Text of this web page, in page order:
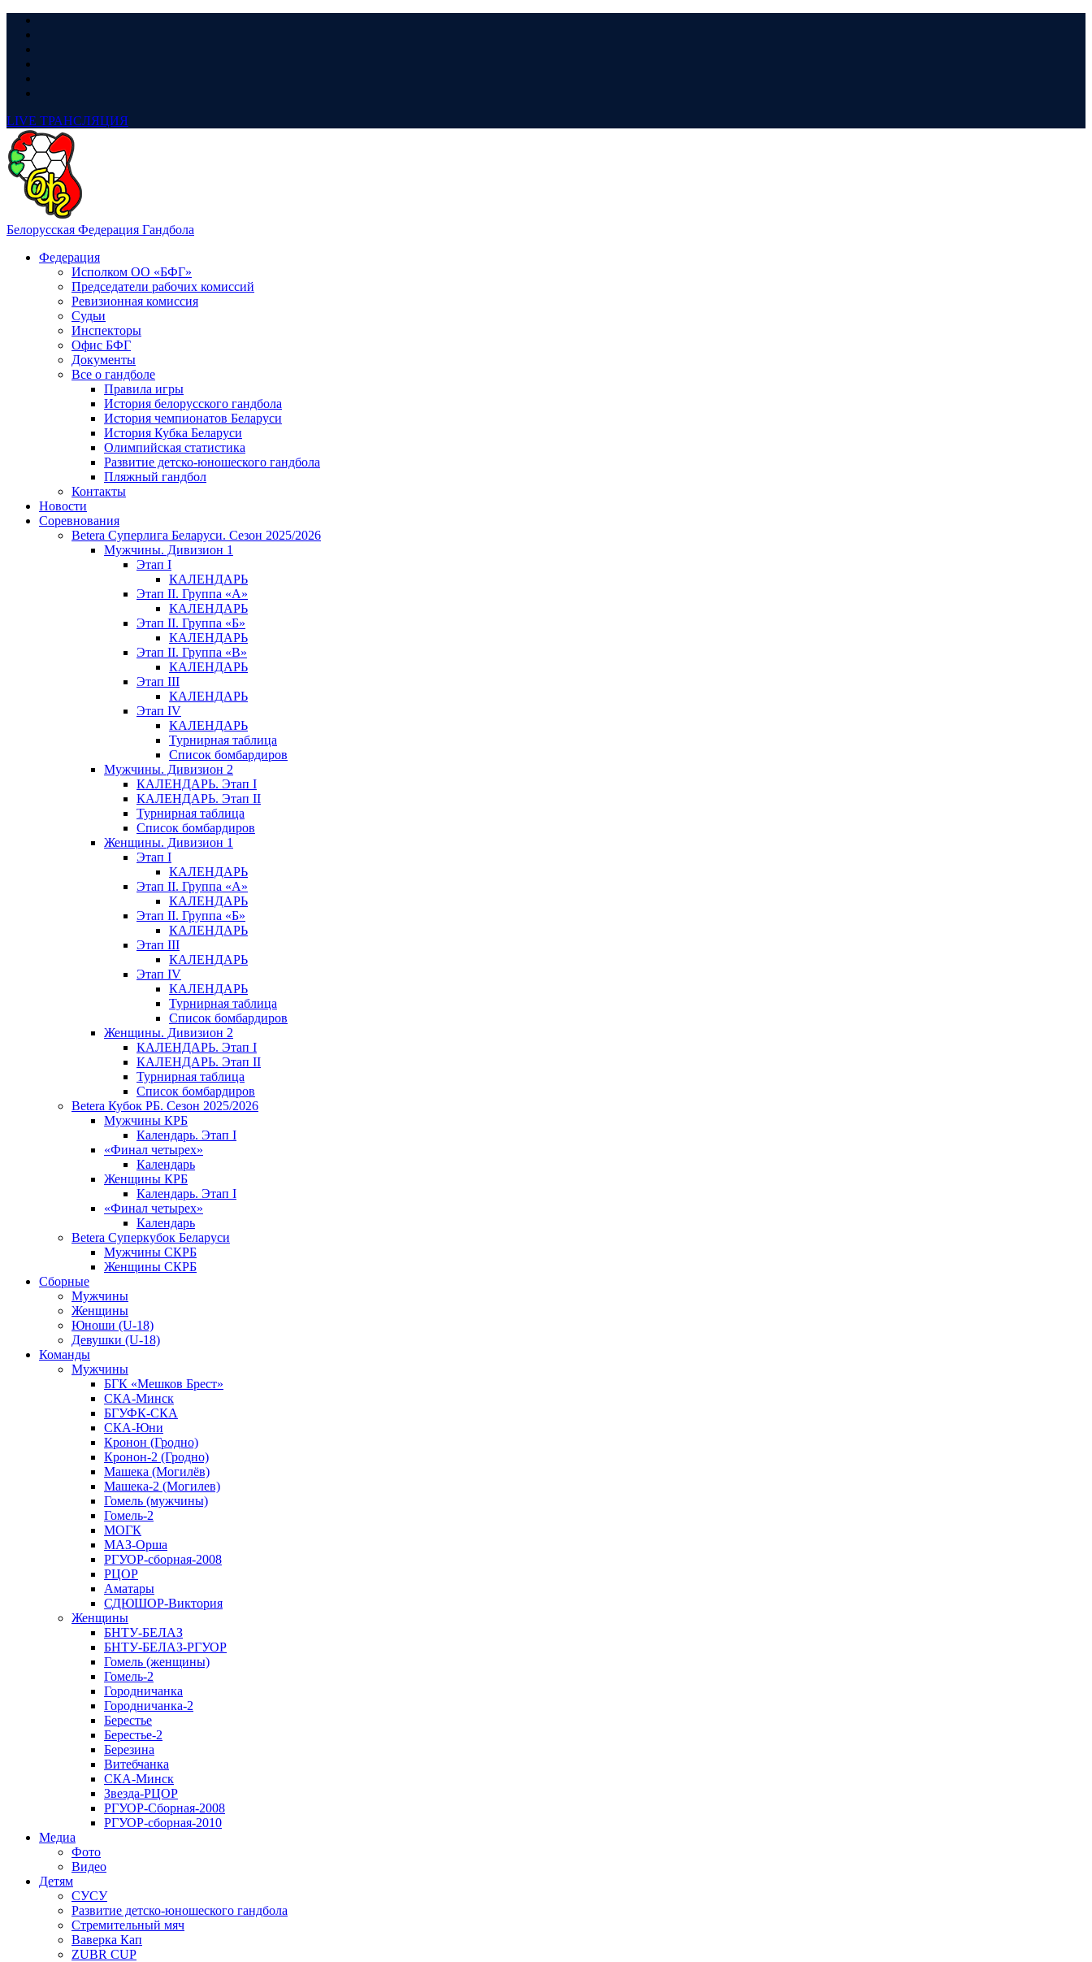
LIVE ТРАНСЛЯЦИЯ
Белорусская Федерация Гандбола
Федерация
Исполком ОО «БФГ»
Председатели рабочих комиссий
Ревизионная комиссия
Судьи
Инспекторы
Офис БФГ
Документы
Все о гандболе
Правила игры
История белорусского гандбола
История чемпионатов Беларуси
История Кубка Беларуси
Олимпийская статистика
Развитие детско-юношеского гандбола
Пляжный гандбол
Контакты
Новости
Соревнования
Betera Суперлига Беларуси. Сезон 2025/2026
Мужчины. Дивизион 1
Этап I
КАЛЕНДАРЬ
Этап II. Группа «А»
КАЛЕНДАРЬ
Этап II. Группа «Б»
КАЛЕНДАРЬ
Этап II. Группа «В»
КАЛЕНДАРЬ
Этап III
КАЛЕНДАРЬ
Этап IV
КАЛЕНДАРЬ
Турнирная таблица
Список бомбардиров
Мужчины. Дивизион 2
КАЛЕНДАРЬ. Этап I
КАЛЕНДАРЬ. Этап II
Турнирная таблица
Список бомбардиров
Женщины. Дивизион 1
Этап I
КАЛЕНДАРЬ
Этап II. Группа «А»
КАЛЕНДАРЬ
Этап II. Группа «Б»
КАЛЕНДАРЬ
Этап III
КАЛЕНДАРЬ
Этап IV
КАЛЕНДАРЬ
Турнирная таблица
Список бомбардиров
Женщины. Дивизион 2
КАЛЕНДАРЬ. Этап I
КАЛЕНДАРЬ. Этап II
Турнирная таблица
Список бомбардиров
Betera Кубок РБ. Сезон 2025/2026
Мужчины КРБ
Календарь. Этап I
«Финал четырех»
Календарь
Женщины КРБ
Календарь. Этап I
«Финал четырех»
Календарь
Betera Суперкубок Беларуси
Мужчины СКРБ
Женщины СКРБ
Сборные
Мужчины
Женщины
Юноши (U-18)
Девушки (U-18)
Команды
Мужчины
БГК «Мешков Брест»
СКА-Минск
БГУФК-СКА
СКА-Юни
Кронон (Гродно)
Кронон-2 (Гродно)
Машека (Могилёв)
Машека-2 (Могилев)
Гомель (мужчины)
Гомель-2
МОГК
МАЗ-Орша
РГУОР-сборная-2008
РЦОР
Аматары
СДЮШОР-Виктория
Женщины
БНТУ-БЕЛАЗ
БНТУ-БЕЛАЗ-РГУОР
Гомель (женщины)
Гомель-2
Городничанка
Городничанка-2
Берестье
Берестье-2
Березина
Витебчанка
СКА-Минск
Звезда-РЦОР
РГУОР-Сборная-2008
РГУОР-сборная-2010
Медиа
Фото
Видео
Детям
СУСУ
Развитие детско-юношеского гандбола
Стремительный мяч
Ваверка Кап
ZUBR CUP